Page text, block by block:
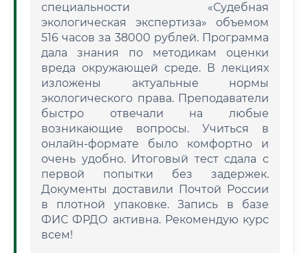
специальности «Судебная
экологическая экспертиза» объемом
516 часов за 38000 рублей. Программа
дала знания по методикам оценки
вреда окружающей среде. В лекциях
изложены актуальные нормы
экологического права. Преподаватели
быстро отвечали на любые
возникающие вопросы. Учиться в
онлайн-формате было комфортно и
очень удобно. Итоговый тест сдала с
первой попытки без задержек.
Документы доставили Почтой России
в плотной упаковке. Запись в базе
ФИС ФРДО активна. Рекомендую курс
всем!